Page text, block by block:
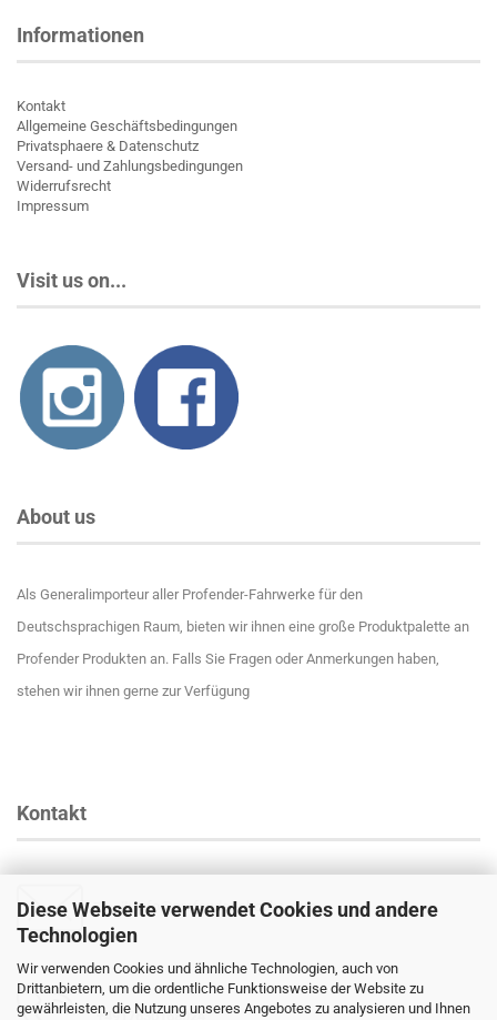
Diese Webseite verwendet Cookies und andere
Technologien
Wir verwenden Cookies und ähnliche Technologien, auch von
Drittanbietern, um die ordentliche Funktionsweise der Website zu
gewährleisten, die Nutzung unseres Angebotes zu analysieren und Ihnen
Informationen
Kontakt
Allgemeine Geschäftsbedingungen
Privatsphaere & Datenschutz
Versand- und Zahlungsbedingungen
Widerrufsrecht
Impressum
Visit us on...
About us
Als Generalimporteur aller Profender-Fahrwerke für den
Deutschsprachigen Raum, bieten wir ihnen eine große Produktpalette an
Profender Produkten an. Falls Sie Fragen oder Anmerkungen haben,
stehen wir ihnen gerne zur Verfügung
Kontakt
Email: info@profender-shocks.com
+4917630168024